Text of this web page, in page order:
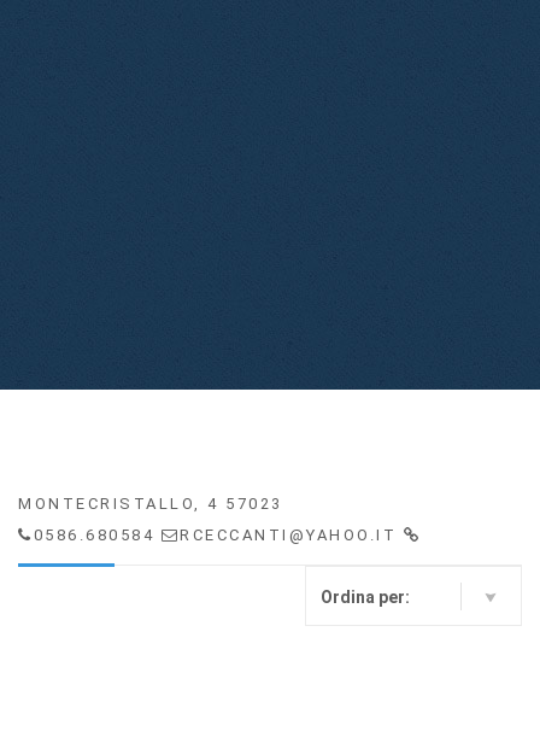
MONTECRISTALLO, 4 57023
0586.680584
RCECCANTI@YAHOO.IT
Ordina per: